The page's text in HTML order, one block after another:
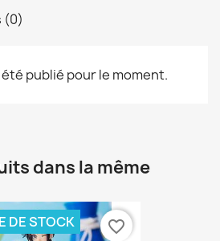
(0)
publié pour le moment.
dans la même
DE STOCK favorite_border